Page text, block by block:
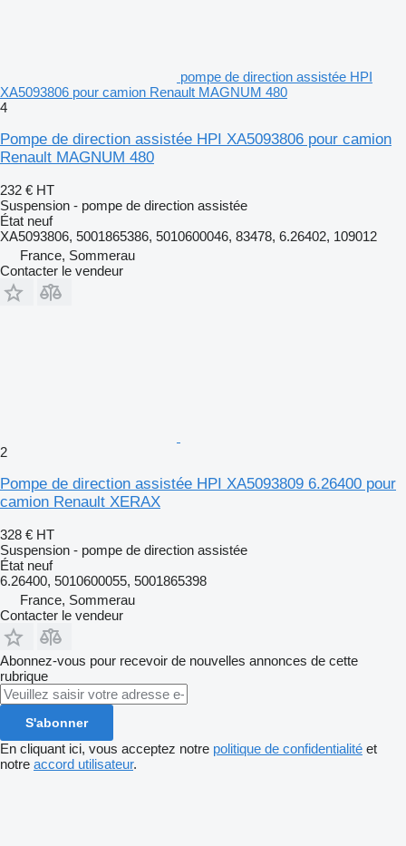
pompe de direction assistée HPI
XA5093806 pour camion Renault MAGNUM 480
4
Pompe de direction assistée HPI XA5093806 pour camion
Renault MAGNUM 480
232 € HT
Suspension - pompe de direction assistée
État neuf
XA5093806, 5001865386, 5010600046, 83478, 6.26402, 109012
France, Sommerau
Contacter le vendeur
2
Pompe de direction assistée HPI XA5093809 6.26400 pour
camion Renault XERAX
328 € HT
Suspension - pompe de direction assistée
État neuf
6.26400, 5010600055, 5001865398
France, Sommerau
Contacter le vendeur
Abonnez-vous pour recevoir de nouvelles annonces de cette
rubrique
S'abonner
En cliquant ici, vous acceptez notre politique de confidentialité et
notre accord utilisateur.